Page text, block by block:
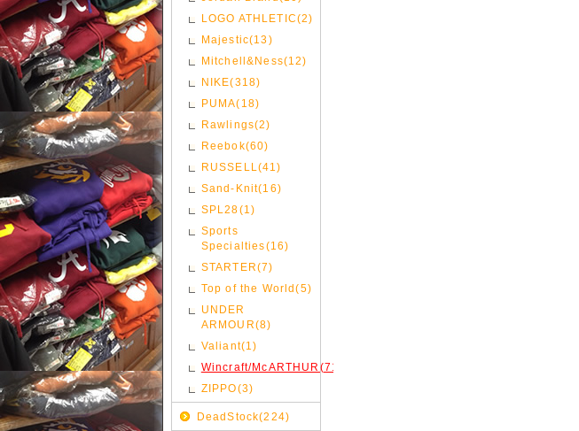
LOGO ATHLETIC(2)
Majestic(13)
Mitchell&Ness(12)
NIKE(318)
PUMA(18)
Rawlings(2)
Reebok(60)
RUSSELL(41)
Sand-Knit(16)
SPL28(1)
Sports
Specialties(16)
STARTER(7)
Top of the World(5)
UNDER
ARMOUR(8)
Valiant(1)
Wincraft/McARTHUR(71)
ZIPPO(3)
DeadStock(224)